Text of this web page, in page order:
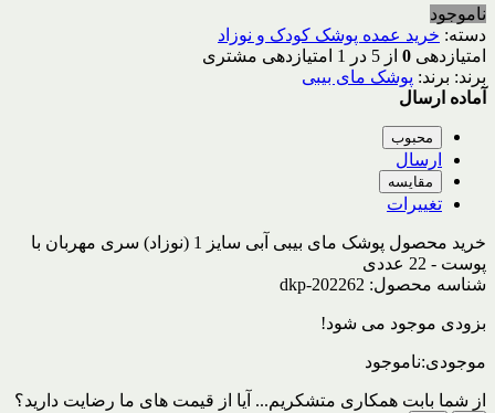
ناموجود
دسته: خرید عمده پوشک کودک و نوزاد
امتیازدهی 0 از 5 در 1 امتیازدهی مشتری
برند: پوشک مای بیبی
آماده ارسال
محبوب
ارسال
مقایسه
تغییرات
خرید محصول پوشک مای بیبی آبی سایز 1 (نوزاد) سری مهربان با
پوست - 22 عددی
شناسه محصول: dkp-202262
بزودی موجود می شود!
موجودی:ناموجود
از شما بابت همکاری متشکریم... آیا از قیمت های ما رضایت دارید؟